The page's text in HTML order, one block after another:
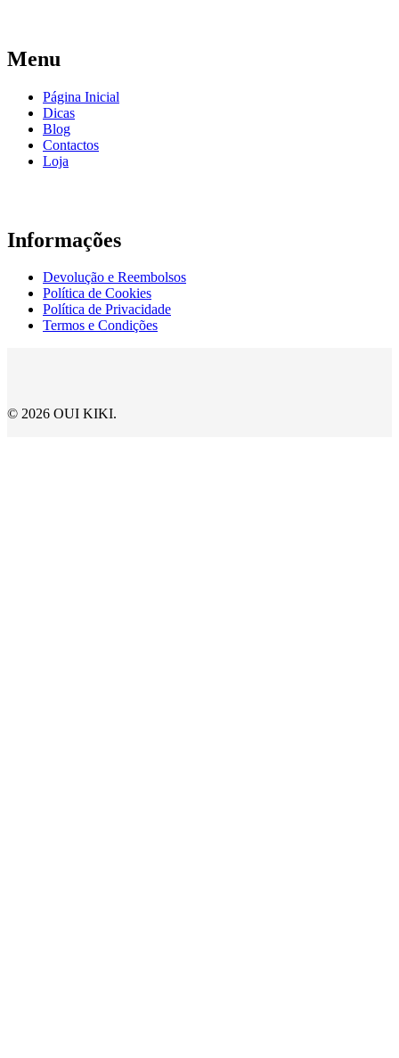
Menu
Página Inicial
Dicas
Blog
Contactos
Loja
Informações
Devolução e Reembolsos
Política de Cookies
Política de Privacidade
Termos e Condições
© 2026 OUI KIKI.